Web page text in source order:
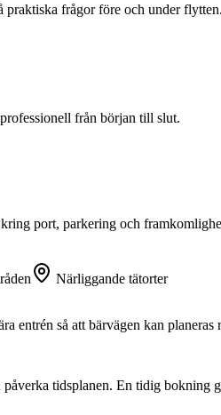
praktiska frågor före och under flytten.
från början till slut.
port, parkering och
Närliggande tätorter
entrén så att bärvägen kan planeras
tidsplanen. En tidig bokning